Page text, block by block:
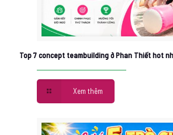
Top 7 concept teambuilding ở Phan Thiết hot
Xem thêm